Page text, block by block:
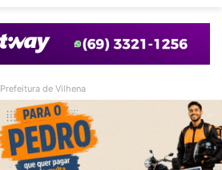
Prefeitura de Vilhena